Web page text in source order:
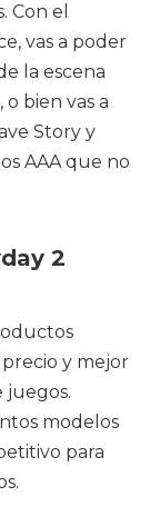
Con el
vas a poder
la escena
bien vas a
Story y
AAA que no
2
y mejor
juegos.
modelos
para